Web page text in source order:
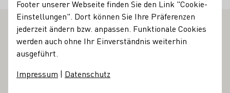
Footer unserer Webseite finden Sie den Link "Cookie-
Einstellungen". Dort können Sie Ihre Präferenzen
jederzeit ändern bzw. anpassen. Funktionale Cookies
werden auch ohne Ihr Einverständnis weiterhin
ausgeführt.
Impressum | Datenschutz